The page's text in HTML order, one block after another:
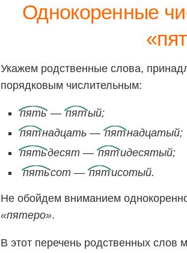
Однокоренные
Укажем родственные слова,
порядковым числительным:
пять — пятый;
пятнадцать — пятнадцатый;
пятьдесят — пятидесятый;
пятьсот — пятисотый.
Не обойдем вниманием
«пятеро».
В этот перечень родственных слов